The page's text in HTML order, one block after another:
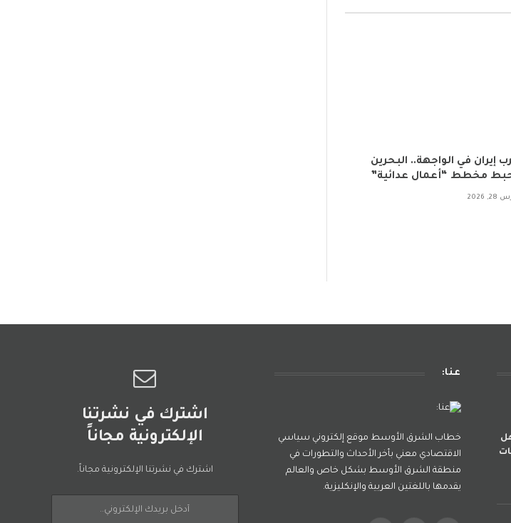
إيران في الواجهة.. البحرين
مخطط “أعمال عدائية”
2026
عنا:
خطاب الشرق الأوسط موقع إلكتروني سياسي
الاقتصادي معني بأخر الأحداث والتطورات في
منطقة الشرق الأوسط بشكل خاص والعالم
يقدمها باللغتين العربية والإنكليزية.
اشترك في نشرتنا
الإلكترونية مجاناً
اشترك في نشرتنا الإلكترونية مجاناً.